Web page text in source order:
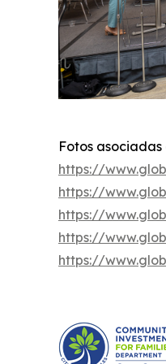
Fotos
https://
https://
https://
https://
https://